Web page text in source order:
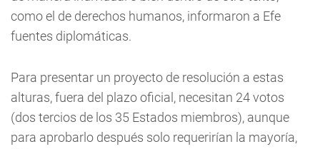
como el de derechos humanos, informaron a Efe
fuentes diplomáticas.
Para presentar un proyecto de resolución a estas
alturas, fuera del plazo oficial, necesitan 24 votos
(dos tercios de los 35 Estados miembros), aunque
para aprobarlo después solo requerirían la mayoría,